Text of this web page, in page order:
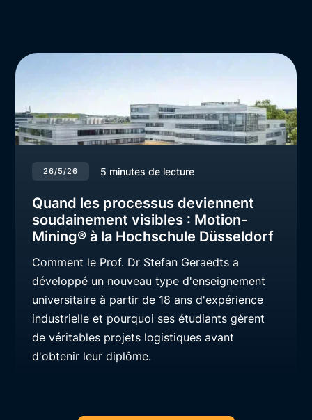
26/5/26 5 minutes de lecture
Quand les processus deviennent
soudainement visibles : Motion-
Mining® à la Hochschule Düsseldorf
Comment le Prof. Dr Stefan Geraedts a
développé un nouveau type d'enseignement
universitaire à partir de 18 ans d'expérience
industrielle et pourquoi ses étudiants gèrent
de véritables projets logistiques avant
d'obtenir leur diplôme.